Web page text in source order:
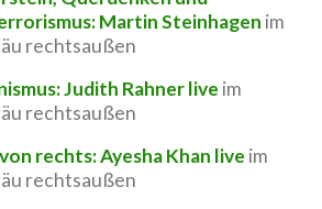
Martin Steinhagen im
rechtsaußen
Judith Rahner live im
rechtsaußen
rechts: Ayesha Khan live im
rechtsaußen